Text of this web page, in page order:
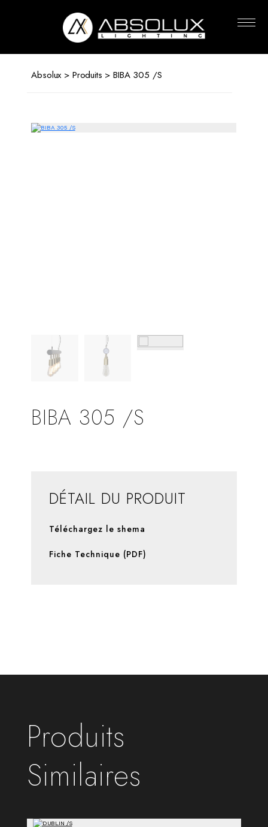
Absolux > Produits > BIBA 305 /S
BIBA 305 /S
DÉTAIL DU PRODUIT
Téléchargez le shema
Fiche Technique (PDF)
Produits
Similaires